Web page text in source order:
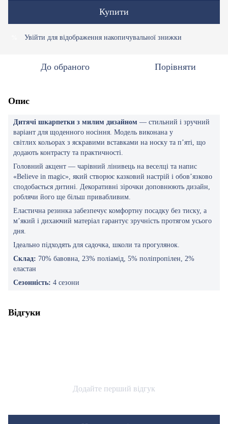
Купити
Увійти для відображення накопичувальної знижки
До обраного Порівняти
Опис
Дитячі шкарпетки з милим дизайном — стильний і зручний
варіант для щоденного носіння. Модель виконана у
світлих кольорах з яскравими вставками на носку та п’яті, що
додають контрасту та практичності.
Головний акцент — чарівний лінивець на веселці та напис
«Believe in magic», який створює казковий настрій і обов’язково
сподобається дитині. Декоративні зірочки доповнюють дизайн,
роблячи його ще більш привабливим.
Еластична резинка забезпечує комфортну посадку без тиску, а
м’який і дихаючий матеріал гарантує зручність протягом усього
дня.
Ідеально підходять для садочка, школи та прогулянок.
Склад: 70% бавовна, 23% поліамід, 5% поліпропілен, 2%
еластан
Сезонність: 4 сезони
Відгуки
Додайте перший відгук